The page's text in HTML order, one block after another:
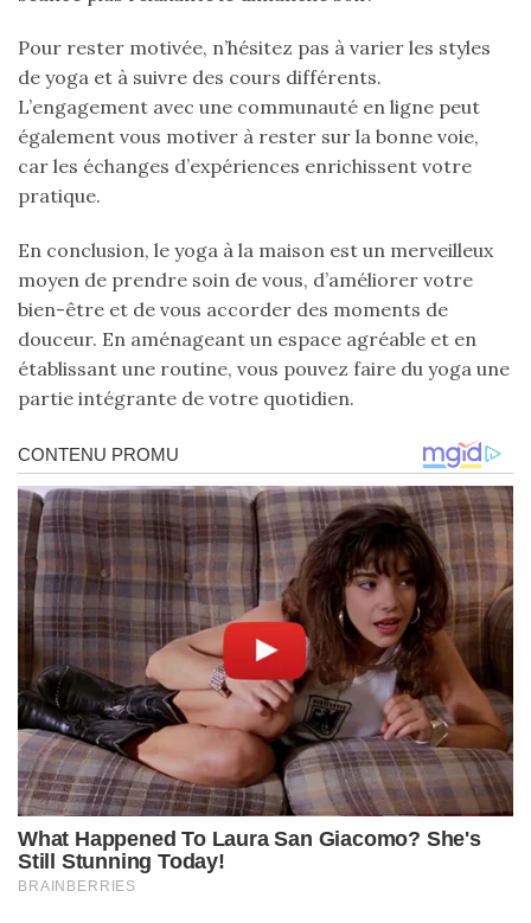
Pour rester motivée, n’hésitez pas à varier les styles
de yoga et à suivre des cours différents.
L’engagement avec une communauté en ligne peut
également vous motiver à rester sur la bonne voie,
car les échanges d’expériences enrichissent votre
pratique.
En conclusion, le yoga à la maison est un merveilleux
moyen de prendre soin de vous, d’améliorer votre
bien-être et de vous accorder des moments de
douceur. En aménageant un espace agréable et en
établissant une routine, vous pouvez faire du yoga une
partie intégrante de votre quotidien.